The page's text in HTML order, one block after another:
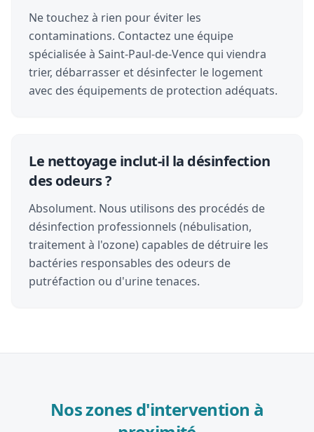
Ne touchez à rien pour éviter les
contaminations. Contactez une équipe
spécialisée à Saint-Paul-de-Vence qui viendra
trier, débarrasser et désinfecter le logement
avec des équipements de protection adéquats.
Le nettoyage inclut-il la désinfection
des odeurs ?
Absolument. Nous utilisons des procédés de
désinfection professionnels (nébulisation,
traitement à l'ozone) capables de détruire les
bactéries responsables des odeurs de
putréfaction ou d'urine tenaces.
Nos zones d'intervention à